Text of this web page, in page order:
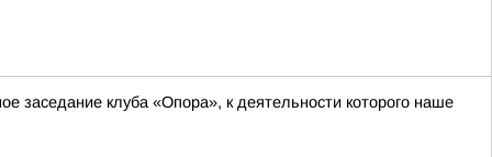
заседание клуба «Опора», к деятельности которого наше